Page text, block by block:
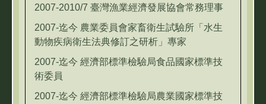
2007-2010/7 臺灣漁業經濟發展協會常務理事
2007-迄今 農業委員會家畜衛生試驗所「水生
動物疾病衛生法典修訂之研析」專家
2007-迄今 經濟部標準檢驗局食品國家標準技
術委員
2007-迄今 經濟部標準檢驗局農業國家標準技